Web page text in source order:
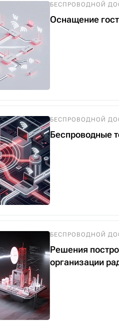
БЕСПРОВОДНОЙ
Оснащение
БЕСПРОВОДНОЙ
Беспроводные
БЕСПРОВОДНОЙ
Решения
организации